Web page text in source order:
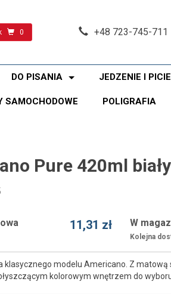
0 +48 723-745-711
DO PISANIA JEDZENIE I PICIE
SAMOCHODOWE POLIGRAFIA
Pure 420ml biały
11,31 zł W
Kolejna
klasycznego modelu Americano. Z
kolorowym wnętrzem do